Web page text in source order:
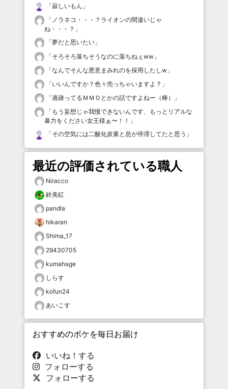
「寂しいもん 」
「 ノラネコ・・・？ライオンの間違いじゃ
ね・・・？ 」
「夢だと思いたい 」
「そろそろ落ちそうなのに落ちねぇww 」
「なんでそんな悪意まみれのを採用したしw 」
「いいんですか？色々売っちゃいますよ？ 」
「過疎ってるＭＭＯとかの話ですよねー（棒）
」
「 もう妄想じゃ我慢できないんです、もっとリアルな
暴力をください女王様ぁ〜！！ 」
「その空気には二酸化炭素と息が停滞してたと思う 」
最近の評価されている職人
Niracco
鈴美紅
pandla
hikaran
Shima_17
29430705
kumahage
しらす
kofun24
あいこす
おすすめのボケを毎日お届け
いいね！する
フォローする
フォローする